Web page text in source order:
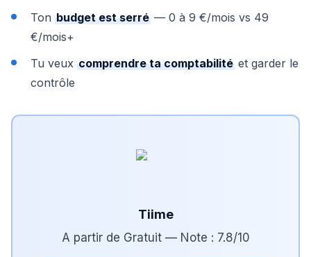
Ton budget est serré — 0 à 9 €/mois vs 49
€/mois+
Tu veux comprendre ta comptabilité et garder le
contrôle
Tiime
A partir de Gratuit— Note : 7.8/10